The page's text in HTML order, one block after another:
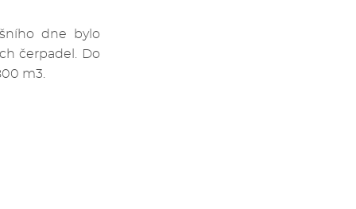
dne bylo
čerpadel. Do
m3.